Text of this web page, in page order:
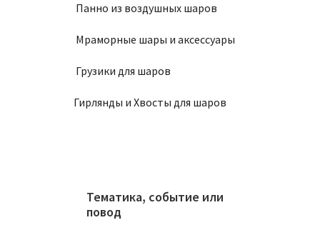
Панно из воздушных шаров
Мраморные шары и аксессуары
Грузики для шаров
Гирлянды и Хвосты для шаров
Тематика, событие или
повод